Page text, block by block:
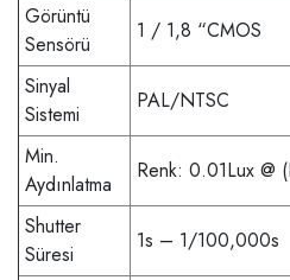
Görüntü
Sensörü
1 / 1,8 “CMOS
Sinyal
Sistemi
PAL/NTSC
Min.
Aydınlatma
Renk: 0.01Lux @
Shutter
Süresi
1s – 1/100,000s